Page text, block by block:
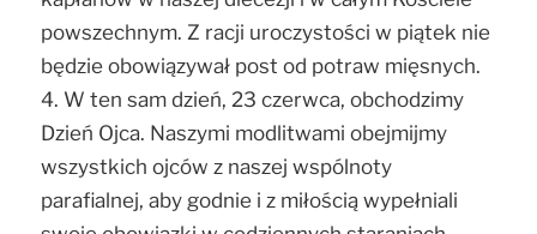
powszechnym. Z racji uroczystości w piątek nie
będzie obowiązywał post od potraw mięsnych.
4. W ten sam dzień, 23 czerwca, obchodzimy
Dzień Ojca. Naszymi modlitwami obejmijmy
wszystkich ojców z naszej wspólnoty
parafialnej, aby godnie i z miłością wypełniali